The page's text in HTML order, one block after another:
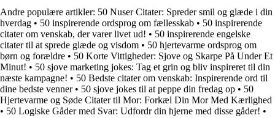
Andre populære artikler: 50 Nuser Citater: Spreder smil og glæde i din
hverdag • 50 inspirerende ordsprog om fællesskab • 50 inspirerende
citater om venskab, der varer livet ud! • 50 inspirerende engelske
citater til at sprede glæde og visdom • 50 hjertevarme ordsprog om
børn og forældre • 50 Korte Vittigheder: Sjove og Skarpe På Under Et
Minut! • 50 sjove marketing jokes: Tag et grin og bliv inspireret til din
næste kampagne! • 50 Bedste citater om venskab: Inspirerende ord til
dine bedste venner• 50 sjove jokes til at peppe din fredag op • 50
Hjertevarme og Søde Citater til Mor: Forkæl Din Mor Med Kærlighed
• 50 Logiske Gåder med Svar: Udfordr din hjerne med disse gåder! •